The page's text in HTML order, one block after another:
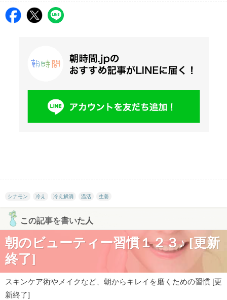
シナモン 冷え 冷え解消 温活 生姜
この記事を書いた人
朝のビューティー習慣１２３♪ [更新
終了]
スキンケア術やメイクなど、朝からキレイを磨くための習慣 [更
新終了]